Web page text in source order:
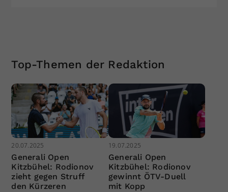
Top-Themen der Redaktion
20.07.2025
Generali Open
Kitzbühel: Rodionov
zieht gegen Struff
den Kürzeren
19.07.2025
Generali Open
Kitzbühel: Rodionov
gewinnt ÖTV-Duell
mit Kopp